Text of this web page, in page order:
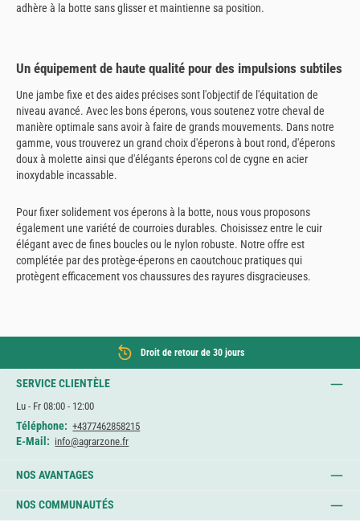
adhère à la botte sans glisser et maintienne sa position.
Un équipement de haute qualité pour des impulsions subtiles
Une jambe fixe et des aides précises sont l'objectif de l'équitation de
niveau avancé. Avec les bons éperons, vous soutenez votre cheval de
manière optimale sans avoir à faire de grands mouvements. Dans notre
gamme, vous trouverez un grand choix d'éperons à bout rond, d'éperons
doux à molette ainsi que d'élégants éperons col de cygne en acier
inoxydable incassable.
Pour fixer solidement vos éperons à la botte, nous vous proposons
également une variété de courroies durables. Choisissez entre le cuir
élégant avec de fines boucles ou le nylon robuste. Notre offre est
complétée par des protège-éperons en caoutchouc pratiques qui
protègent efficacement vos chaussures des rayures disgracieuses.
Droit de retour de 30 jours
SERVICE CLIENTÈLE
Lu - Fr 08:00 - 12:00
Téléphone: +4377462858215
E-Mail: info@agrarzone.fr
NOS AVANTAGES
NOS COMMUNAUTÉS